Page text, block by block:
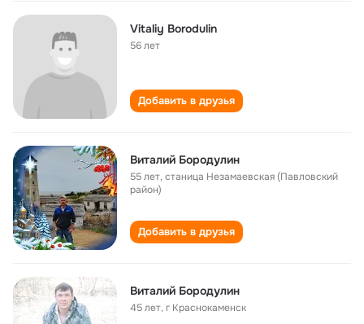
Vitaliy Borodulin
56 лет
Добавить в друзья
Виталий Бородулин
55 лет,станица Незамаевская (Павловский
район)
Добавить в друзья
Виталий Бородулин
45 лет,г Краснокаменск